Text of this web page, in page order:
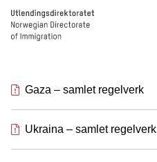
Gaza – samlet regelverk
Ukraina – samlet regelverk